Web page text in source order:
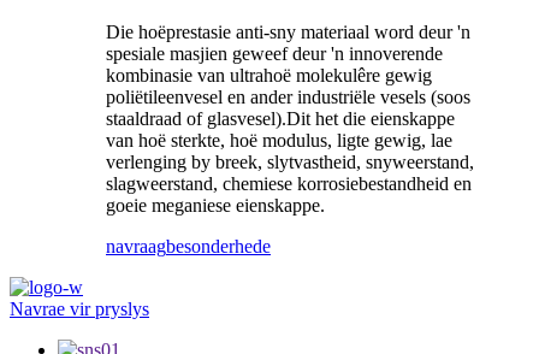
Die hoëprestasie anti-sny materiaal word deur 'n
spesiale masjien geweef deur 'n innoverende
kombinasie van ultrahoë molekulêre gewig
poliëtileenvesel en ander industriële vesels (soos
staaldraad of glasvesel).Dit het die eienskappe
van hoë sterkte, hoë modulus, ligte gewig, lae
verlenging by breek, slytvastheid, snyweerstand,
slagweerstand, chemiese korrosiebestandheid en
goeie meganiese eienskappe.
navraagbesonderhede
Navrae vir pryslys